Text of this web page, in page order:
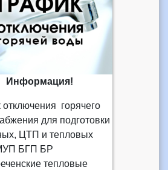
Информация!
отключения горячего
для подготовки
ЦТП и тепловых
БГП БР
тепловые